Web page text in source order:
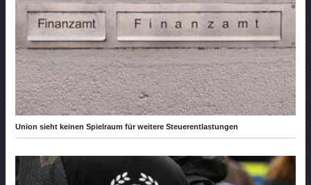
Union sieht keinen Spielraum für weitere Steuerentlastungen